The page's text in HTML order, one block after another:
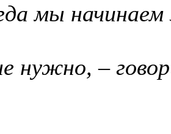
мы начинаем
нужно, –